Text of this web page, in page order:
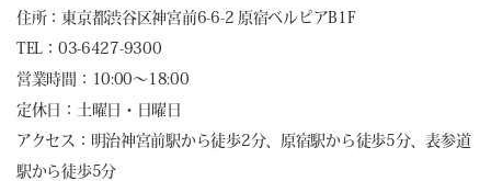
住所：東京都渋谷区神宮前6-6-2 原宿ベルピアB1F
TEL：03-6427-9300
営業時間：10:00～18:00
定休日：土曜日・日曜日
アクセス：明治神宮前駅から徒歩2分、原宿駅から徒歩5分、表参道
駅から徒歩5分